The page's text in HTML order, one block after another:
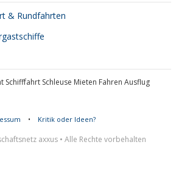
& Rundfahrten
Schifffahrt Schleuse Mieten Fahren Ausflug
• Kritik oder Ideen?
axxus • Alle Rechte vorbehalten